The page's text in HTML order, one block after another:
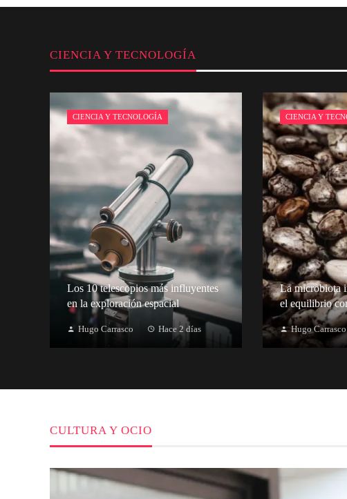
CIENCIA Y TECNOLOGÍA
CIENCIA Y TECNOLOGÍA
Los 10 telescopios más influyentes
en la exploración espacial
Hugo Carrasco Hace 2 días
CIENCIA Y
La microbiota
el equilibrio
Hugo Carrasco
CULTURA Y OCIO